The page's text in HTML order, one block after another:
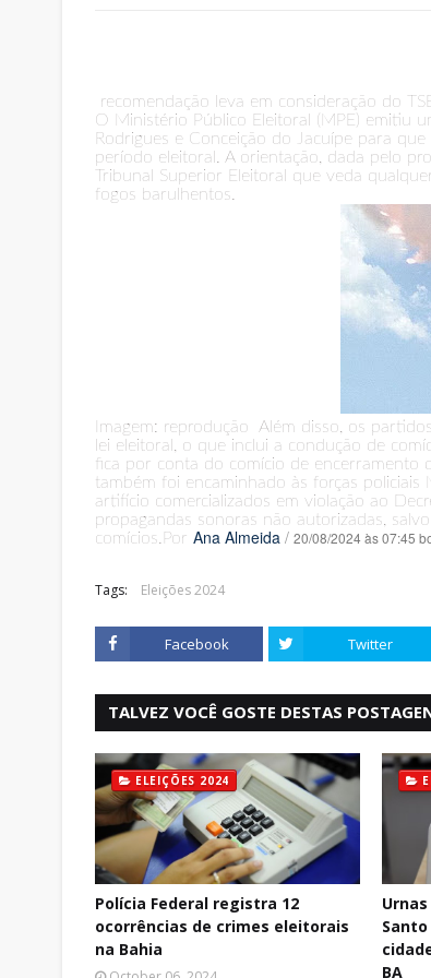
recomendação leva em consideração do
O Ministério Público Eleitoral (MPE) emitiu
Rodrigues e Conceição do Jacuípe para
período eleitoral. A orientação, dada pelo
Tribunal Superior Eleitoral que veda
fogos barulhentos.
Imagem: reprodução Além disso, os
lei eleitoral, o que inclui a condução de
fica por conta do comício de encerramento
também foi encaminhado às forças
artifício comercializados em violação ao
propagandas sonoras não autorizadas,
comícios.Por Ana Almeida / 20/08/2024 às 07:45
Tags: Eleições 2024
Facebook Twitter
TALVEZ VOCÊ GOSTE DESTAS
ELEIÇÕES 2024
Polícia Federal registra 12
ocorrências de crimes eleitorais
na Bahia
BA